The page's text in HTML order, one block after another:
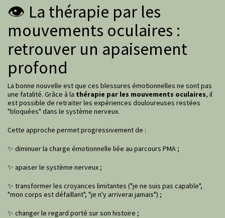
👁️ La thérapie par les
mouvements oculaires :
retrouver un apaisement
profond
La bonne nouvelle est que ces blessures émotionnelles ne sont pas
une fatalité. Grâce à la thérapie par les mouvements oculaires, il
est possible de retraiter les expériences douloureuses restées
"bloquées" dans le système nerveux.
Cette approche permet progressivement de :
✨ diminuer la charge émotionnelle liée au parcours PMA ;
✨ apaiser le système nerveux ;
✨ transformer les croyances limitantes ("je ne suis pas capable",
"mon corps est défaillant", "je n'y arriverai jamais") ;
✨ changer le regard porté sur son histoire ;